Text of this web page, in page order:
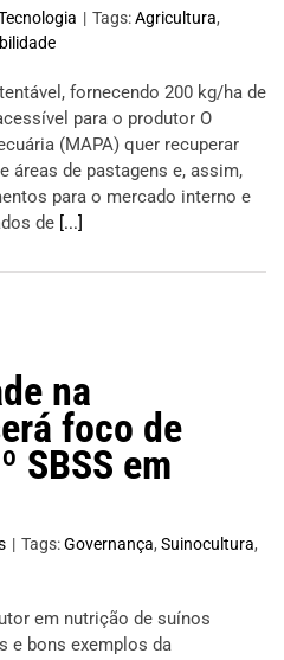
| Tags:Agricultura,
fornecendo 200 kg/ha de
para o produtor O
(MAPA) quer recuperar
áreas de pastagens e, assim,
para o mercado interno e
de [...]
na
foco de
SBSS em
| Tags:Governança, Suinocultura,
em nutrição de suínos
e bons exemplos da